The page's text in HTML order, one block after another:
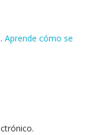
Aprende cómo se